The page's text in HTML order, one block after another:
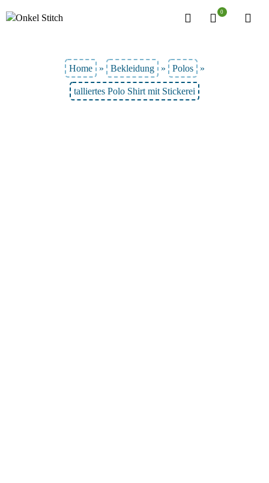
0
Home » Bekleidung » Polos »
talliertes Polo Shirt mit Stickerei